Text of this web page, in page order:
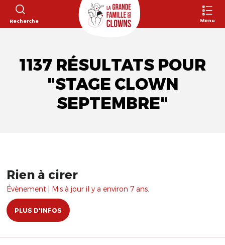
Recherche Menu
1137 RÉSULTATS POUR
"STAGE CLOWN
SEPTEMBRE"
Rien à cirer
Évènement | Mis à jour il y a environ 7 ans.
PLUS D'INFOS